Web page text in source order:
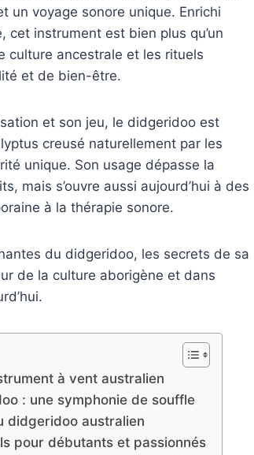
un voyage sonore unique. Enrichi
cet instrument est bien plus qu’un
culture ancestrale et les rituels
et de bien-être.
et son jeu, le didgeridoo est
creusé naturellement par les
unique. Son usage dépasse la
mais s’ouvre aussi aujourd’hui à des
à la thérapie sonore.
du didgeridoo, les secrets de sa
de la culture aborigène et dans
à vent australien
: une symphonie de souffle
didgeridoo australien
pour débutants et passionnés